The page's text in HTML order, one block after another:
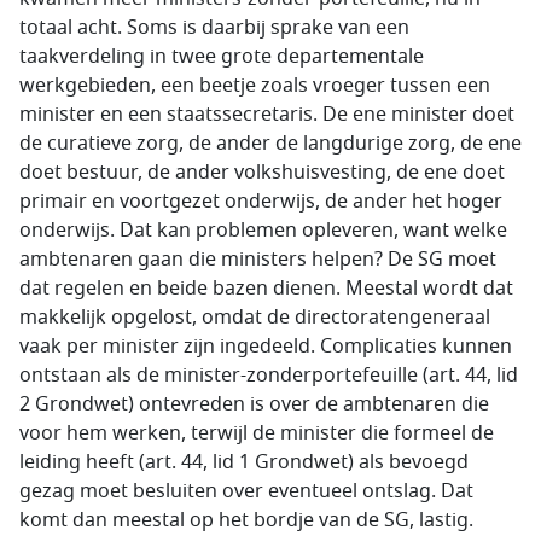
totaal acht. Soms is daarbij sprake van een
taakverdeling in twee grote departementale
werkgebieden, een beetje zoals vroeger tussen een
minister en een staatssecretaris. De ene minister doet
de curatieve zorg, de ander de langdurige zorg, de ene
doet bestuur, de ander volkshuisvesting, de ene doet
primair en voortgezet onderwijs, de ander het hoger
onderwijs. Dat kan problemen opleveren, want welke
ambtenaren gaan die ministers helpen? De SG moet
dat regelen en beide bazen dienen. Meestal wordt dat
makkelijk opgelost, omdat de directoratengeneraal
vaak per minister zijn ingedeeld. Complicaties kunnen
ontstaan als de minister-zonderportefeuille (art. 44, lid
2 Grondwet) ontevreden is over de ambtenaren die
voor hem werken, terwijl de minister die formeel de
leiding heeft (art. 44, lid 1 Grondwet) als bevoegd
gezag moet besluiten over eventueel ontslag. Dat
komt dan meestal op het bordje van de SG, lastig.